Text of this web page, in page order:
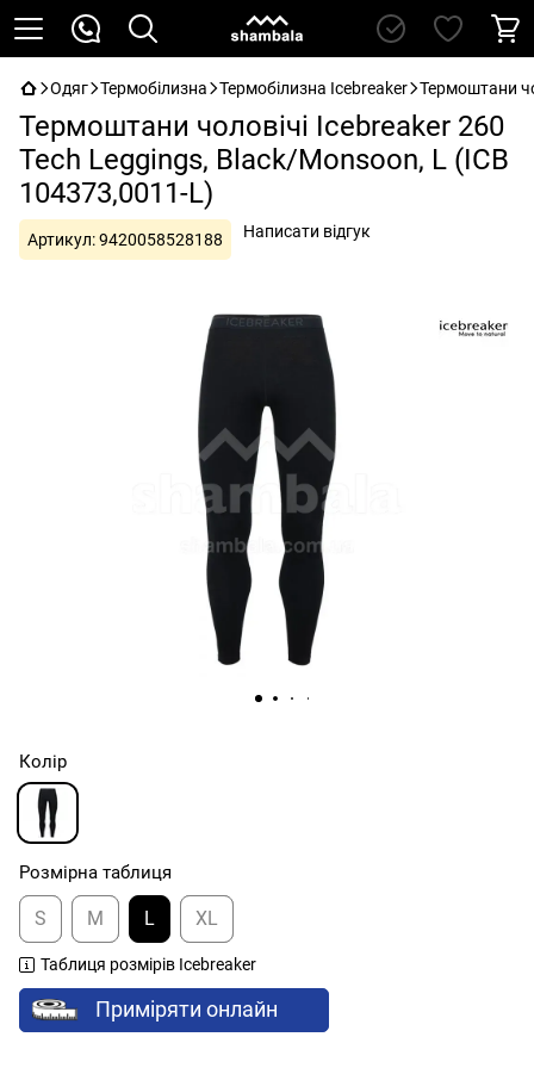
Одяг Термобілизна Термобілизна Icebreaker Термоштани
Термоштани чоловічі Icebreaker 260
Tech Leggings, Black/Monsoon, L (ICB
104373,0011-L)
Артикул:9420058528188 Написати відгук
Колір
Розмірна таблиця
S M L XL
Таблиця розмірів Icebreaker
Приміряти онлайн